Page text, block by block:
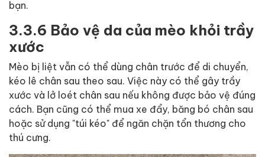
bạn.
3.3.6 Bảo vệ da của mèo khỏi trầy
xước
Mèo bị liệt vẫn có thể dùng chân trước để di chuyển,
kéo lê chân sau theo sau. Việc này có thể gây trầy
xước và lở loét chân sau nếu không được bảo vệ đúng
cách. Bạn cũng có thể mua xe đẩy, băng bó chân sau
hoặc sử dụng "túi kéo" để ngăn chặn tổn thương cho
thú cưng.